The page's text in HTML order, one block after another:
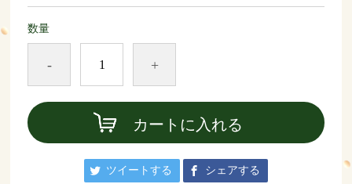
数量
- +
カートに入れる
ツイートする シェアする